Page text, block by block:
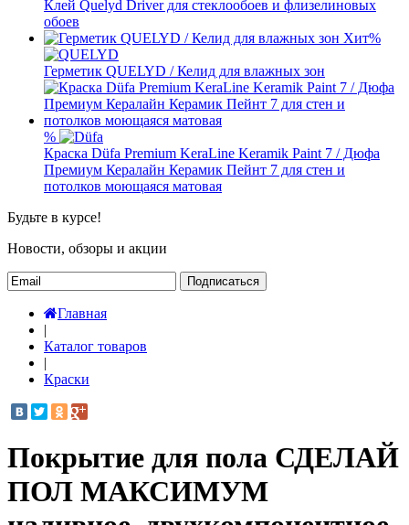
Клей Quelyd Driver для стеклообоев и флизелиновых
обоев
Хит%
Герметик QUELYD / Келид для влажных зон
%
Краска Düfa Premium KeraLine Keramik Paint 7 / Дюфа
Премиум Кералайн Керамик Пейнт 7 для стен и
потолков моющаяся матовая
Будьте в курсе!
Новости, обзоры и акции
Подписаться
Главная
|
Каталог товаров
|
Краски
Покрытие для пола СДЕЛАЙ
ПОЛ МАКСИМУМ